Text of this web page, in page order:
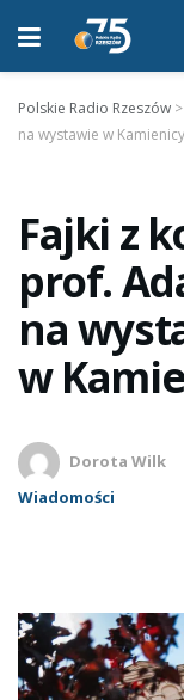
Polskie Radio Rzeszów >
na wystawie w
Fajki z
prof.
na
w
Dorota Wilk
Wiadomości